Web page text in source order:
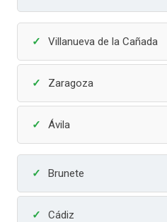
Villanueva de la Cañada
Zaragoza
Ávila
Brunete
Cádiz